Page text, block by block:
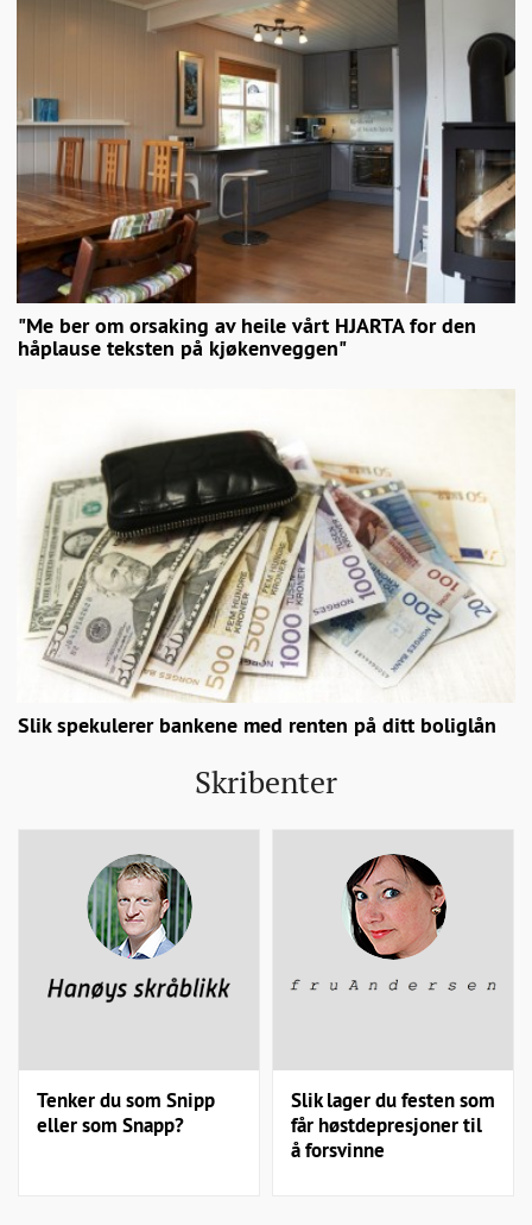
"Me ber om orsaking av heile vårt HJARTA for den
håplause teksten på kjøkenveggen"
Slik spekulerer bankene med renten på ditt boliglån
Skribenter
Tenker du som Snipp
eller som Snapp?
Slik lager du festen som
får høstdepresjoner til
å forsvinne